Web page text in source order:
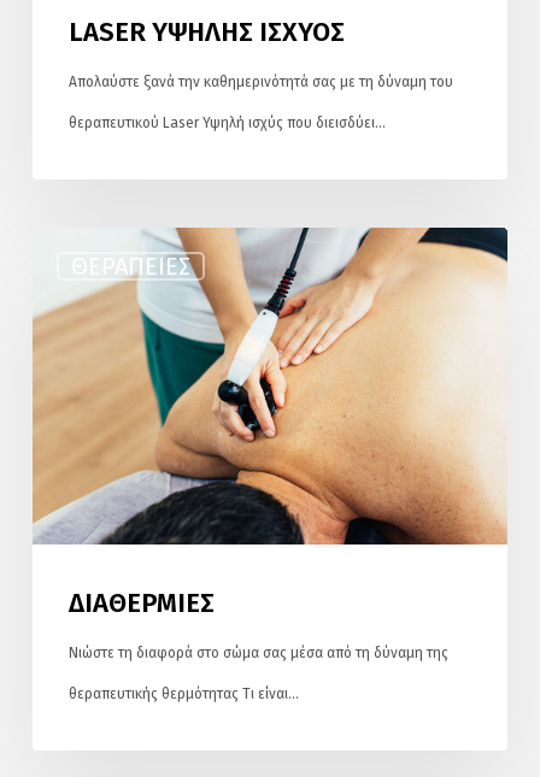
LASER ΥΨΗΛΗΣ ΙΣΧΥΟΣ
Απολαύστε ξανά την καθημερινότητά σας με τη δύναμη του
θεραπευτικού Laser Υψηλή ισχύς που διεισδύει…
ΘΕΡΑΠΕΊΕΣ
ΔΙΑΘΕΡΜΙΕΣ
Νιώστε τη διαφορά στο σώμα σας μέσα από τη δύναμη της
θεραπευτικής θερμότητας Τι είναι…